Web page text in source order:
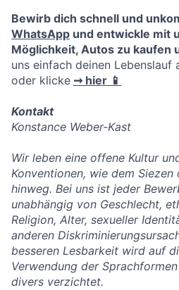
Bewirb dich schnell und
WhatsApp und entwickle mit
Möglichkeit, Autos zu kaufen
uns einfach deinen Lebenslauf
oder klicke ➞ hier 📱
Kontakt
Konstance Weber-Kast
Wir leben eine offene Kultur
Konventionen, wie dem
hinweg. Bei uns ist jeder
unabhängig von Geschlecht,
Religion, Alter, sexueller
anderen
besseren Lesbarkeit wird auf
Verwendung der
divers verzichtet.